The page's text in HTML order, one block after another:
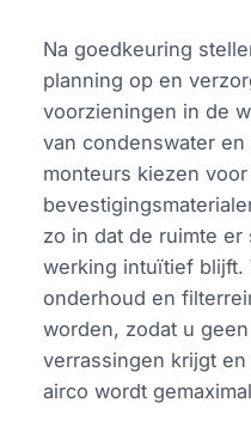
Na goedkeuring
planning op en
voorzieningen in de
van condenswater
monteurs kiezen
zo in dat de ruimte er
werking intuïtief blijft.
onderhoud en
worden, zodat u
verrassingen krijgt
airco wordt